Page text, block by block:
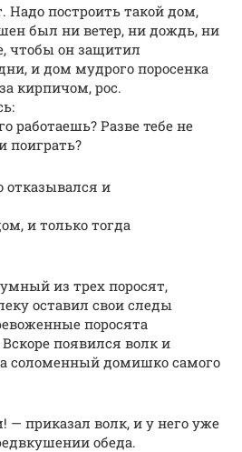
Надо построить такой дом,
был ни ветер, ни дождь, ни
чтобы он защитил
и дом мудрого поросенка
кирпичом, рос.
работаешь? Разве тебе не
поиграть?
отказывался и
и только тогда
из трех поросят,
оставил свои следы
поросята
появился волк и
соломенный домишко самого
— приказал волк, и у него уже
обеда.